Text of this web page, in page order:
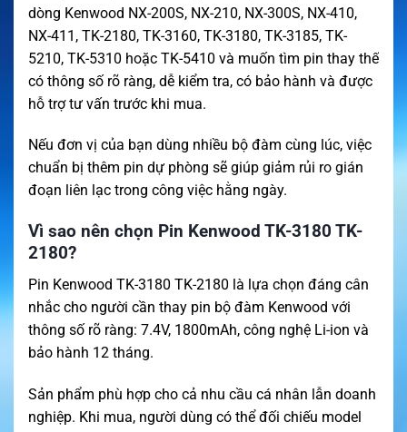
dòng Kenwood NX-200S, NX-210, NX-300S, NX-410,
NX-411, TK-2180, TK-3160, TK-3180, TK-3185, TK-
5210, TK-5310 hoặc TK-5410 và muốn tìm pin thay thế
có thông số rõ ràng, dễ kiểm tra, có bảo hành và được
hỗ trợ tư vấn trước khi mua.
Nếu đơn vị của bạn dùng nhiều bộ đàm cùng lúc, việc
chuẩn bị thêm pin dự phòng sẽ giúp giảm rủi ro gián
đoạn liên lạc trong công việc hằng ngày.
Vì sao nên chọn Pin Kenwood TK-3180 TK-
2180?
Pin Kenwood TK-3180 TK-2180 là lựa chọn đáng cân
nhắc cho người cần thay pin bộ đàm Kenwood với
thông số rõ ràng: 7.4V, 1800mAh, công nghệ Li-ion và
bảo hành 12 tháng.
Sản phẩm phù hợp cho cả nhu cầu cá nhân lẫn doanh
nghiệp. Khi mua, người dùng có thể đối chiếu model